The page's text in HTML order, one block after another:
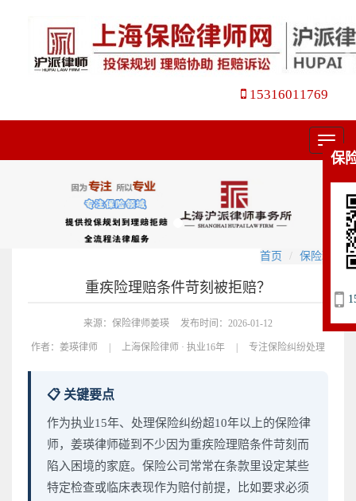
15316011769
菜
单
首页 保险理赔
重疾险理赔条件苛刻被拒赔？
来源：保险律师姜瑛 发布时间：2026-01-12
作者： 姜瑛律师 | 上海保险律师 · 执业16年 | 专注保险纠纷处理
📋 关键要点
作为执业15年、处理保险纠纷超10年以上的保险律
师，姜瑛律师碰到不少因为重疾险理赔条件苛刻而
陷入困境的家庭。保险公司常常在条款里设定某些
特定检查或临床表现作为赔付前提，比如要求必须
保